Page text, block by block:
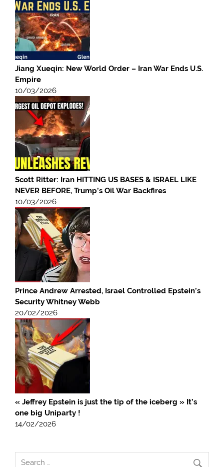
Jiang Xueqin: New World Order – Iran War Ends U.S.
Empire
10/03/2026
Scott Ritter: Iran HITTING US BASES & ISRAEL LIKE
NEVER BEFORE, Trump’s Oil War Backfires
10/03/2026
Prince Andrew Arrested, Israel Controlled Epstein’s
Security Whitney Webb
20/02/2026
« Jeffrey Epstein is just the tip of the iceberg » It’s
one big Uniparty !
14/02/2026